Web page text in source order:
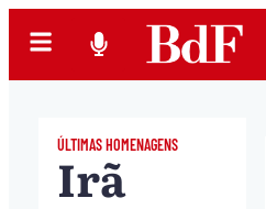
ÚLTIMAS HOMENAGENS
Irã